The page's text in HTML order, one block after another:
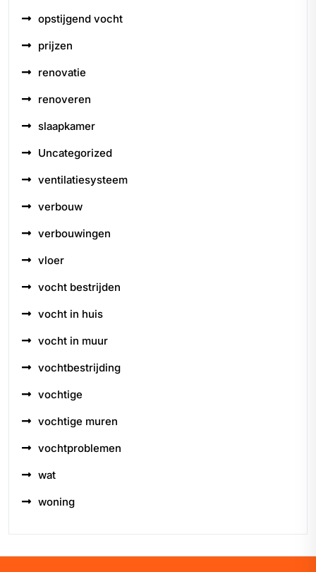
opstijgend vocht
prijzen
renovatie
renoveren
slaapkamer
Uncategorized
ventilatiesysteem
verbouw
verbouwingen
vloer
vocht bestrijden
vocht in huis
vocht in muur
vochtbestrijding
vochtige
vochtige muren
vochtproblemen
wat
woning